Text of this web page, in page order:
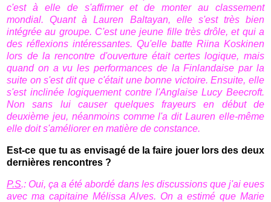
c'est à elle de s'affirmer et de monter au classement
mondial. Quant à Lauren Baltayan, elle s'est très bien
intégrée au groupe. C'est une jeune fille très drôle, et qui a
des réflexions intéressantes. Qu'elle batte Riina Koskinen
lors de la rencontre d'ouverture était certes logique, mais
quand on a vu les performances de la Finlandaise par la
suite on s'est dit que c'était une bonne victoire. Ensuite, elle
s'est inclinée logiquement contre l'Anglaise Lucy Beecroft.
Non sans lui causer quelques frayeurs en début de
deuxième jeu, néanmoins comme l'a dit Lauren elle-même
elle doit s'améliorer en matière de constance.
Est-ce que tu as envisagé de la faire jouer lors des deux
dernières rencontres ?
P.S.: Oui, ça a été abordé dans les discussions que j'ai eues
avec ma capitaine Mélissa Alves. On a estimé que Marie